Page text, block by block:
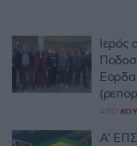
Ιερός
ΑΠΌ
Α’